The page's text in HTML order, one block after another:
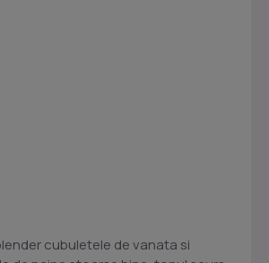
cubuletele de vanata si